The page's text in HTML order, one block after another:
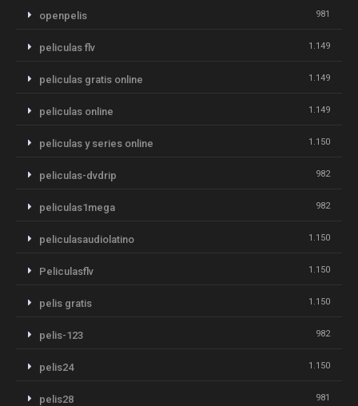
openpelis 981
peliculas flv 1.149
peliculas gratis online 1.149
peliculas online 1.149
peliculas y series online 1.150
peliculas-dvdrip 982
peliculas1mega 982
peliculasaudiolatino 1.150
Peliculasflv 1.150
pelis gratis 1.150
pelis-123 982
pelis24 1.150
pelis28 981